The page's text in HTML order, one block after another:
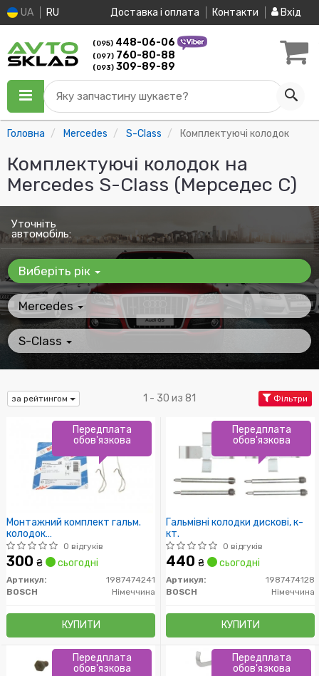
UA RU Доставка і оплата Контакти Вхід
(095) 448-06-06
(097) 760-80-88
(093) 309-89-89
Яку запчастину шукаєте?
Головна Mercedes S-Class Комплектуючі колодок
Комплектуючі колодок на
Mercedes S-Class (Мерседес С)
Уточніть
автомобіль:
Виберіть рік
Mercedes
S-Class
за рейтингом 1 - 30 из 81 Фільтри
Монтажний комплект гальм.
колодок
CHEVROLET/CITROEN/OPEL/RENAULT
"F "00>>
0 відгуків
300 ₴ сьогодні
Артикул:
1987474241
BOSCH
Німеччина
КУПИТИ
Передплата
обов'язкова
Гальмівні колодки дискові, к-
кт.
0 відгуків
440 ₴ сьогодні
Артикул:
1987474128
BOSCH
Німеччина
КУПИТИ
Передплата
обов'язкова
Передплата
обов'язкова
Передплата
обов'язкова